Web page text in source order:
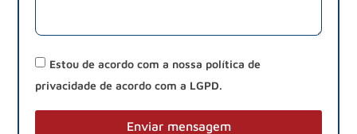
Estou de acordo com a nossa política de
privacidade de acordo com a LGPD.
Enviar mensagem